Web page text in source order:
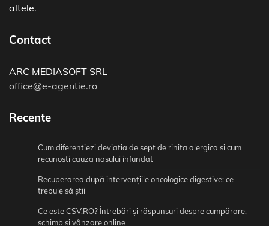
altele.
Contact
ARC MEDIASOFT SRL
office@e-agentie.ro
Recente
Cum diferentiezi deviatia de sept de rinita alergica si cum
recunosti cauza nasului infundat
Recuperarea după intervențiile oncologice digestive: ce
trebuie să știi
Ce este CSV.RO? Întrebări și răspunsuri despre cumpărare,
schimb și vânzare online